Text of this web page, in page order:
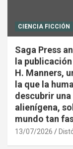
CIENCIA FICCIÓN
Saga Press
la publicación
H. Manners,
la que la
descubrir
alienígena,
mundo tan
13/07/2026